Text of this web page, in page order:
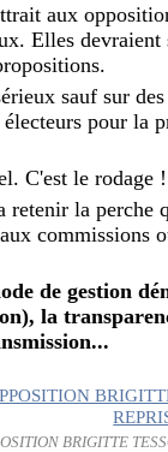
aux
Elles
sauf sur
pour la
C'est le rodage !
la perche
commissions
de gestion
la
BRIGITTE